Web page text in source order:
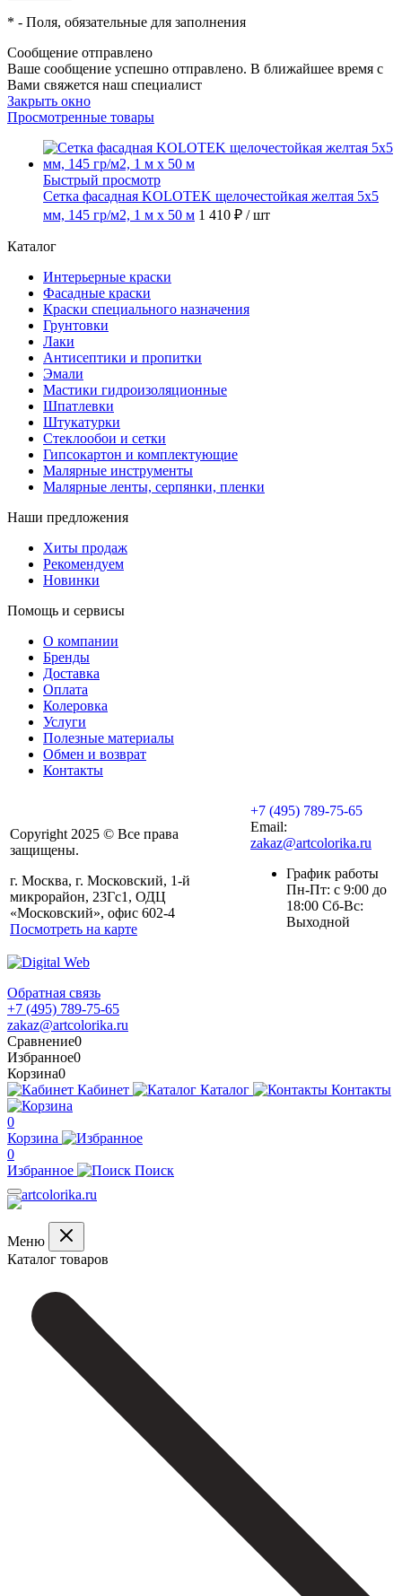
* - Поля, обязательные для заполнения
Сообщение отправлено
Ваше сообщение успешно отправлено. В ближайшее время с
Вами свяжется наш специалист
Закрыть окно
Просмотренные товары
Быстрый просмотр
Сетка фасадная KOLOTEK щелочестойкая желтая 5х5
мм, 145 гр/м2, 1 м х 50 м 1 410 ₽ / шт
Каталог
Интерьерные краски
Фасадные краски
Краски специального назначения
Грунтовки
Лаки
Антисептики и пропитки
Эмали
Мастики гидроизоляционные
Шпатлевки
Штукатурки
Стеклообои и сетки
Гипсокартон и комплектующие
Малярные инструменты
Малярные ленты, серпянки, пленки
Наши предложения
Хиты продаж
Рекомендуем
Новинки
Помощь и сервисы
О компании
Бренды
Доставка
Оплата
Колеровка
Услуги
Полезные материалы
Обмен и возврат
Контакты
Copyright 2025 © Все права
защищены.
г. Москва, г. Московский, 1-й
микрорайон, 23Гс1, ОДЦ
«Московский», офис 602-4
Посмотреть на карте
+7 (495) 789-75-65
Email:
zakaz@artcolorika.ru
График работы
Пн-Пт: с 9:00 до
18:00 Сб-Вс:
Выходной
Обратная связь
+7 (495) 789-75-65
zakaz@artcolorika.ru
Сравнение0
Избранное0
Корзина0
Кабинет
Каталог Контакты
0
Корзина
0
Избранное
Поиск
Меню
Каталог товаров